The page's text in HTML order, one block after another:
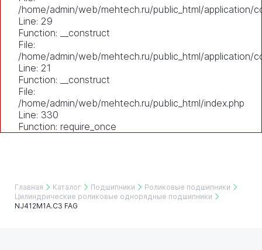
/home/admin/web/mehtech.ru/public_html/application/
Line: 29
Function: __construct
File:
/home/admin/web/mehtech.ru/public_html/application/
Line: 21
Function: __construct
File:
/home/admin/web/mehtech.ru/public_html/index.php
Line: 330
Function: require_once
Главная Каталог Подшипники
Роликовые подшипники
Цилиндрические роликовые однорядные подшипники
NJ412M1A.C3 FAG